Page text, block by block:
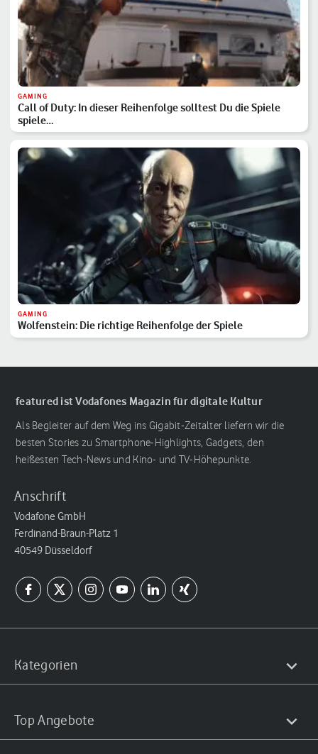
GAMING
Call of Duty: In dieser Reihenfolge solltest Du die Spiele
spiele…
GAMING
Wolfenstein: Die richtige Reihenfolge der Spiele
featured ist Vodafones Magazin für digitale Kultur
Als Begleiter auf dem Weg ins Gigabit-Zeitalter liefern wir die
besten Stories zu Smartphone-Highlights, Gadgets, den
heißesten Tech-News und Kino- und TV-Höhepunkte.
Anschrift
Vodafone GmbH
Ferdinand-Braun-Platz 1
40549 Düsseldorf
Kategorien
Top Angebote